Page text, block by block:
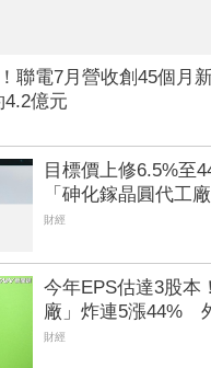
聯電7月營收創45個月
4.2億元
目標價上修6.5%至
「砷化鎵晶圓代工
4年半新高 1.6T光
財經
今年EPS估達3股本
廠」炸連5漲44%
1.8萬張抱回31.5億元
財經